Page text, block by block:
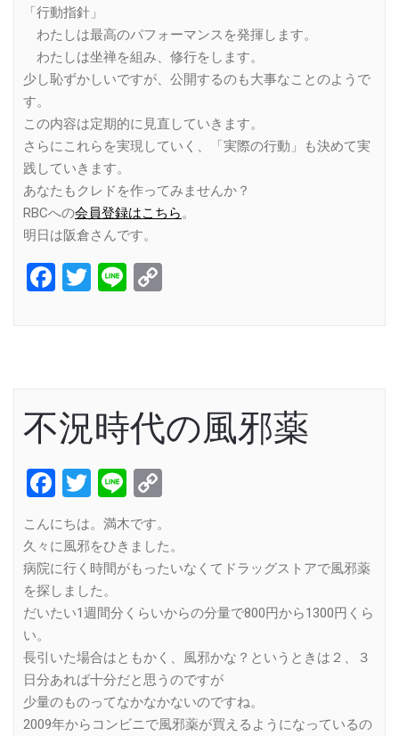
「行動指針」
わたしは最高のパフォーマンスを発揮します。
わたしは坐禅を組み、修行をします。
少し恥ずかしいですが、公開するのも大事なことのようで
す。
この内容は定期的に見直していきます。
さらにこれらを実現していく、「実際の行動」も決めて実
践していきます。
あなたもクレドを作ってみませんか？
RBCへの会員登録はこちら。
明日は阪倉さんです。
Facebook
Twitter
Line
不況時代の風邪薬
Facebook
Twitter
Line
こんにちは。満木です。
久々に風邪をひきました。
病院に行く時間がもったいなくてドラッグストアで風邪薬
を探しました。
だいたい1週間分くらいからの分量で800円から1300円くら
い。
長引いた場合はともかく、風邪かな？というときは２、３
日分あれば十分だと思うのですが
少量のものってなかなかないのですね。
2009年からコンビニで風邪薬が買えるようになっているの